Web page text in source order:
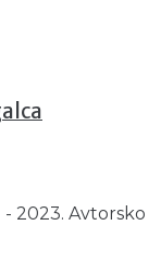
2023. Avtorsko